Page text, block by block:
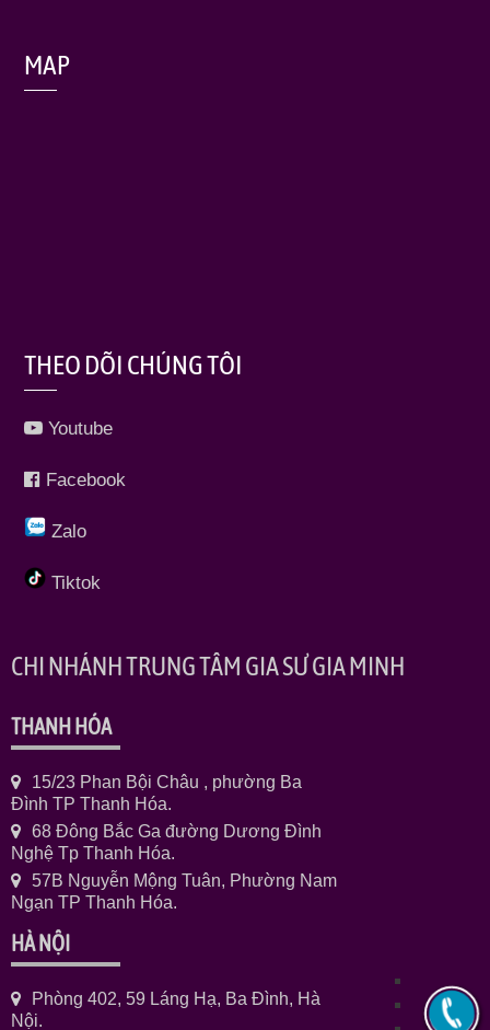
MAP
THEO DÕI CHÚNG TÔI
Youtube
Facebook
Zalo
Tiktok
CHI NHÁNH TRUNG TÂM GIA SƯ GIA MINH
THANH HÓA
15/23 Phan Bội Châu , phường Ba
Đình TP Thanh Hóa.
68 Đông Bắc Ga đường Dương Đình
Nghệ Tp Thanh Hóa.
57B Nguyễn Mộng Tuân, Phường Nam
Ngạn TP Thanh Hóa.
HÀ NỘI
Phòng 402, 59 Láng Hạ, Ba Đình, Hà
Nội.